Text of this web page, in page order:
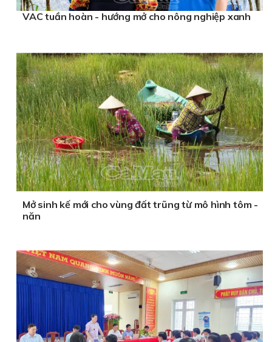
VAC tuần hoàn - hướng mở cho nông nghiệp xanh
Mở sinh kế mới cho vùng đất trũng từ mô hình tôm -
năn